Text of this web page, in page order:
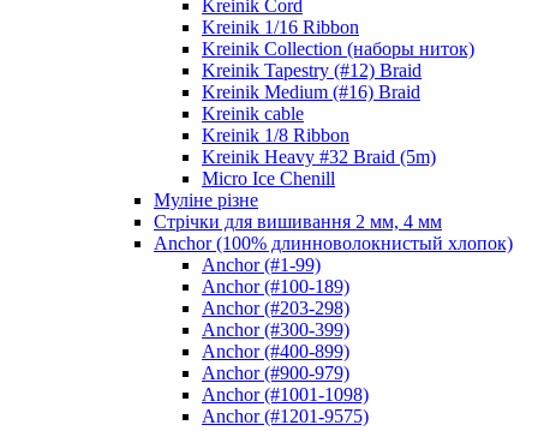
Kreinik Cord
Kreinik 1/16 Ribbon
Kreinik Collection (наборы ниток)
Kreinik Tapestry (#12) Braid
Kreinik Medium (#16) Braid
Kreinik cable
Kreinik 1/8 Ribbon
Kreinik Heavy #32 Braid (5m)
Micro Ice Chenill
Муліне різне
Стрічки для вишивання 2 мм, 4 мм
Anchor (100% длинноволокнистый хлопок)
Anchor (#1-99)
Anchor (#100-189)
Anchor (#203-298)
Anchor (#300-399)
Anchor (#400-899)
Anchor (#900-979)
Anchor (#1001-1098)
Anchor (#1201-9575)